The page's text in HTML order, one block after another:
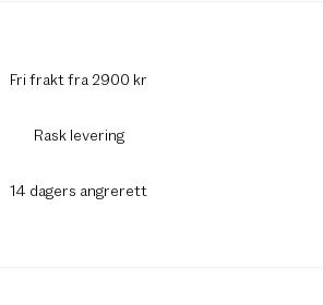
Fri frakt fra 2900 kr
Rask levering
14 dagers angrerett